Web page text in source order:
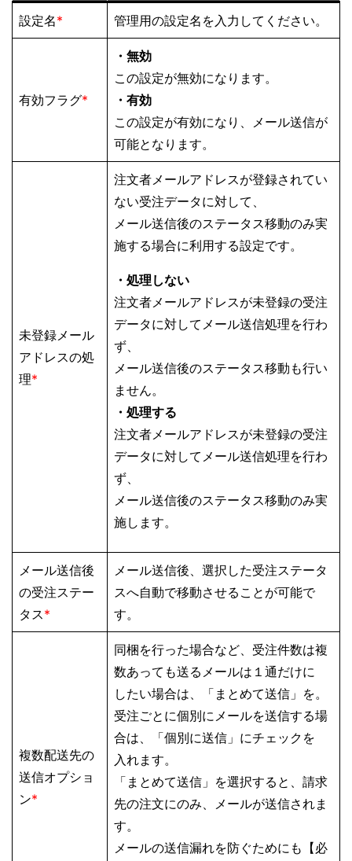
設定名* 管理用の設定名を入力してください。
有効フラグ*
・無効
この設定が無効になります。
・有効
この設定が有効になり、メール送信が
可能となります。
未登録メール
アドレスの処
理*
注文者メールアドレスが登録されてい
ない受注データに対して、
メール送信後のステータス移動のみ実
施する場合に利用する設定です。
・処理しない
注文者メールアドレスが未登録の受注
データに対してメール送信処理を行わ
ず、
メール送信後のステータス移動も行い
ません。
・処理する
注文者メールアドレスが未登録の受注
データに対してメール送信処理を行わ
ず、
メール送信後のステータス移動のみ実
施します。
メール送信後
の受注ステー
タス*
メール送信後、選択した受注ステータ
スへ自動で移動させることが可能で
す。
複数配送先の
送信オプショ
ン*
同梱を行った場合など、受注件数は複
数あっても送るメールは１通だけに
したい場合は、「まとめて送信」を。
受注ごとに個別にメールを送信する場
合は、「個別に送信」にチェックを
入れます。
「まとめて送信」を選択すると、請求
先の注文にのみ、メールが送信されま
す。
メールの送信漏れを防ぐためにも【必